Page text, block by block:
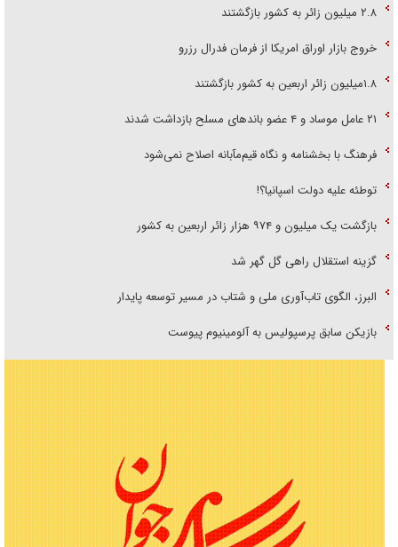
۲.۸ میلیون زائر به کشور بازگشتند
خروج بازار اوراق امریکا از فرمان فدرال رزرو
۱.۸میلیون زائر اربعین به کشور بازگشتند
۲۱ عامل موساد و ۴ عضو باند‌های مسلح بازداشت شدند
فرهنگ با بخشنامه و نگاه قیم‌مآبانه اصلاح نمی‌شود
توطئه علیه دولت اسپانیا؟!
بازگشت یک میلیون و ۹۷۴ هزار زائر اربعین به کشور
گزینه استقلال راهی گل گهر شد
البرز، الگوی تاب‌آوری ملی و شتاب در مسیر توسعه پایدار
بازیکن سابق پرسپولیس به آلومینیوم پیوست